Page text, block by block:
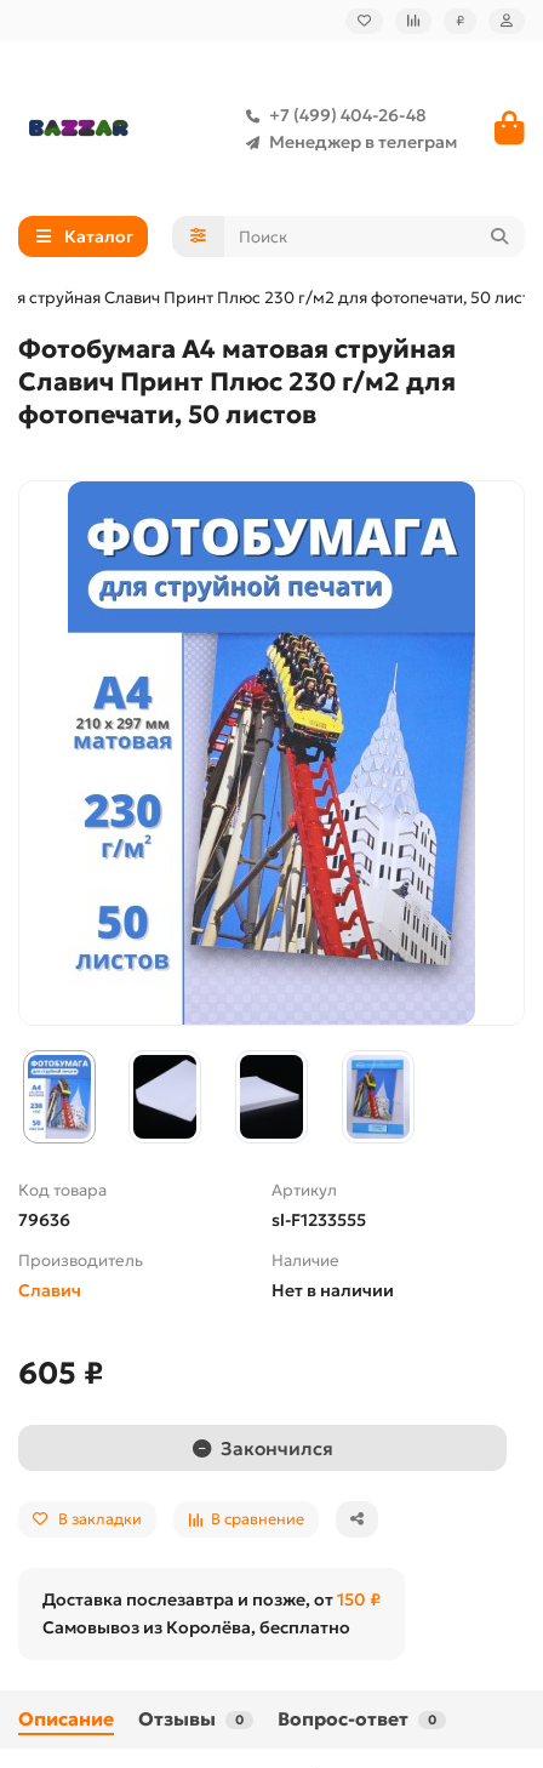
₽
+7 (499) 404-26-48
Менеджер в телеграм
Каталог
струйная Славич Принт Плюс 230 г/м2 для фотопечати, 50
Фотобумага А4 матовая струйная
Славич Принт Плюс 230 г/м2 для
фотопечати, 50 листов
Код товара
79636
Артикул
sl-F1233555
Производитель
Славич
Наличие
Нет в наличии
605 ₽
Закончился
В закладки В сравнение
Доставка послезавтра и позже, от150 ₽
Самовывоз из Королёва, бесплатно
Описание Отзывы 0 Вопрос-ответ 0